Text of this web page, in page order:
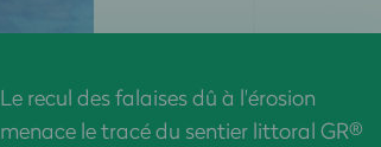
Le recul des falaises dû à l'érosion
menace le tracé du sentier littoral GR®